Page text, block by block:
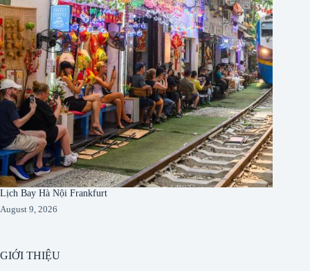
Lịch Bay Hà Nội Frankfurt
August 9, 2026
GIỚI THIỆU